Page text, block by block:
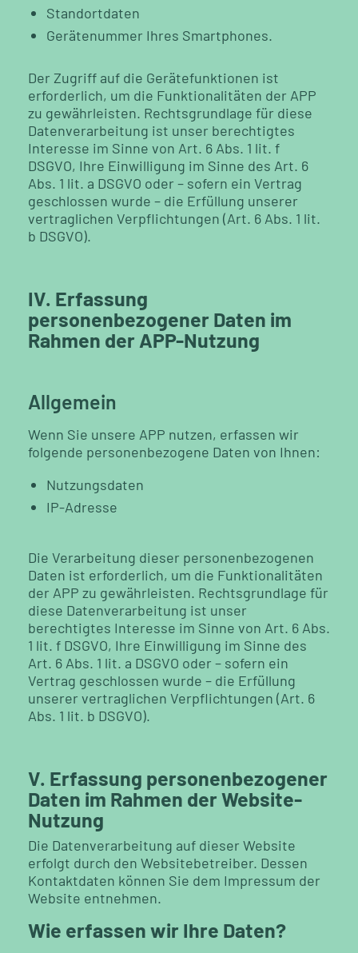
Standortdaten
Gerätenummer Ihres Smartphones.
Der Zugriff auf die Gerätefunktionen ist
erforderlich, um die Funktionalitäten der APP
zu gewährleisten. Rechtsgrundlage für diese
Datenverarbeitung ist unser berechtigtes
Interesse im Sinne von Art. 6 Abs. 1 lit. f
DSGVO, Ihre Einwilligung im Sinne des Art. 6
Abs. 1 lit. a DSGVO oder – sofern ein Vertrag
geschlossen wurde – die Erfüllung unserer
vertraglichen Verpflichtungen (Art. 6 Abs. 1 lit.
b DSGVO).
IV. Erfassung
personenbezogener Daten im
Rahmen der APP-Nutzung
Allgemein
Wenn Sie unsere APP nutzen, erfassen wir
folgende personenbezogene Daten von Ihnen:
Nutzungsdaten
IP-Adresse
Die Verarbeitung dieser personenbezogenen
Daten ist erforderlich, um die Funktionalitäten
der APP zu gewährleisten. Rechtsgrundlage für
diese Datenverarbeitung ist unser
berechtigtes Interesse im Sinne von Art. 6 Abs.
1 lit. f DSGVO, Ihre Einwilligung im Sinne des
Art. 6 Abs. 1 lit. a DSGVO oder – sofern ein
Vertrag geschlossen wurde – die Erfüllung
unserer vertraglichen Verpflichtungen (Art. 6
Abs. 1 lit. b DSGVO).
V. Erfassung personenbezogener
Daten im Rahmen der Website-
Nutzung
Die Datenverarbeitung auf dieser Website
erfolgt durch den Websitebetreiber. Dessen
Kontaktdaten können Sie dem Impressum der
Website entnehmen.
Wie erfassen wir Ihre Daten?